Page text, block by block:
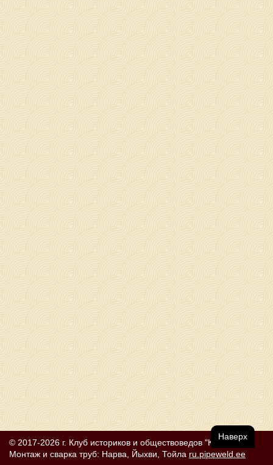
© 2017-2026 г. Клуб историков и обществоведов "КЛИО"
Монтаж и сварка труб: Нарва, Йыхви, Тойла ru.pipeweld.ee
Наверх